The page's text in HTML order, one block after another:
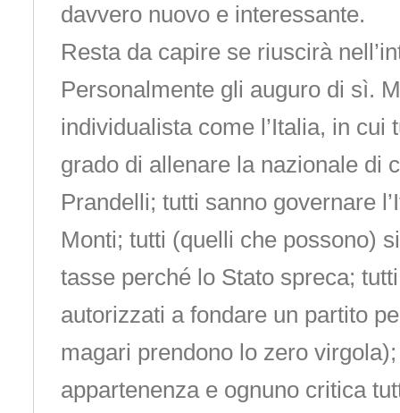
davvero nuovo e interessante.
Resta da capire se riuscirà
Personalmente gli auguro di sì.
individualista come l’Italia, in cui
grado di allenare la nazionale di
Prandelli; tutti sanno governare
Monti; tutti (quelli che possono)
tasse perché lo Stato spreca;
autorizzati a fondare un partito
magari prendono lo zero
appartenenza e ognuno critica